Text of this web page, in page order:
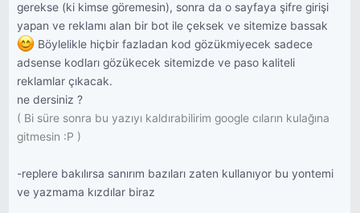
gerekse (ki kimse göremesin), sonra da o sayfaya şifre girişi
yapan ve reklamı alan bir bot ile çeksek ve sitemize bassak
Böylelikle hiçbir fazladan kod gözükmiyecek sadece
adsense kodları gözükecek sitemizde ve paso kaliteli
reklamlar çıkacak.
ne dersiniz ?
( Bi süre sonra bu yazıyı kaldırabilirim google cıların kulağına
gitmesin :P )
-replere bakılırsa sanırım bazıları zaten kullanıyor bu yontemi
ve yazmama kızdılar biraz